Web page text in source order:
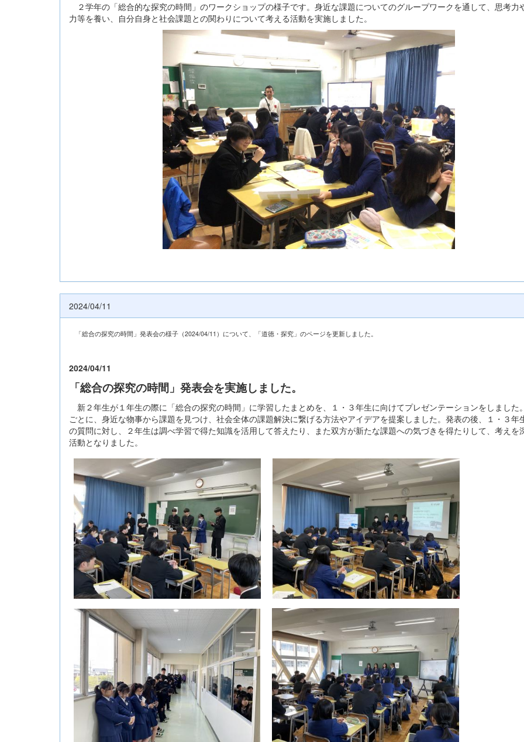
２学年の「総合的な探究の時間」のワークショップの様子です。身近な課題についてのグループワークを通して、思考力
力等を養い、自分自身と社会課題との関わりについて考える活動を実施しました。
2024/04/11
「総合の探究の時間」発表会の様子（2024/04/11）について、「道徳・探究」のページを更新しました。
2024/04/11
「総合の探究の時間」発表会を実施しました。
新２年生が１年生の際に「総合の探究の時間」に学習したまとめを、１・３年生に向けてプレゼンテーションをしました
ごとに、身近な物事から課題を見つけ、社会全体の課題解決に繋げる方法やアイデアを提案しました。発表の後、１・３年
の質問に対し、２年生は調べ学習で得た知識を活用して答えたり、また双方が新たな課題への気づきを得たりして、考えを
活動となりました。